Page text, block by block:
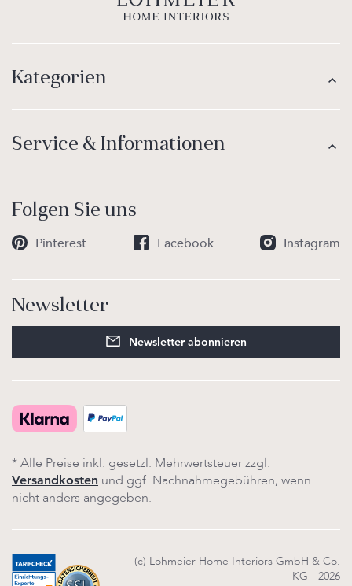
Kategorien
Service & Informationen
Folgen Sie uns
Pinterest Facebook Instagram
Newsletter
Newsletter abonnieren
* Alle Preise inkl. gesetzl. Mehrwertsteuer zzgl.
Versandkosten und ggf. Nachnahmegebühren, wenn
nicht anders angegeben.
(c) Lohmeier Home Interiors GmbH & Co.
KG - 2026